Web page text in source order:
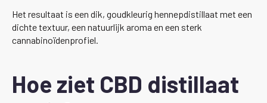
Het resultaat is een dik, goudkleurig hennepdistillaat met een
dichte textuur, een natuurlijk aroma en een sterk
cannabinoïdenprofiel.
Hoe ziet CBD distillaat